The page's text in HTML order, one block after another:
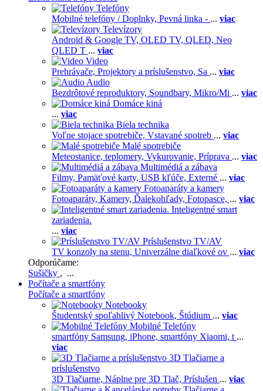
Telefóny
Mobilné telefóny / Doplnky, Pevná linka - ... viac
Televízory
Android & Google TV, OLED TV, QLED, Neo
QLED T ... viac
Video
Prehrávače, Projektory a príslušenstvo, Sa ... viac
Audio
Bezdrôtové reproduktory, Soundbary, Mikro/Mi ... viac
Domáce kiná
... viac
Biela technika
Voľne stojace spotrebiče, Vstavané spotreb ... viac
Malé spotrebiče
Meteostanice, teplomery, Vykurovanie, Príprava ... viac
Multimédiá a zábava
Filmy, Pamäťové karty, USB kľúče, Externé ... viac
Fotoaparáty a kamery
Fotoaparáty, Kamery, Ďalekohľady, Fotopasce, ... viac
Inteligentné smart
zariadenia.
... viac
Príslušenstvo TV/AV
TV konzoly na stenu, Univerzálne diaľkové ov ... viac
Odporúčame:
Sušičky , ...
Počítače a smartfóny
Počítače a smartfóny
Notebooky
Študentský spoľahlivý Notebook, Štúdium ... viac
Mobilné Telefóny
smartfóny Samsung, iPhone, smartfóny Xiaomi, t ...
viac
3D Tlačiarne a
príslušenstvo
3D Tlačiarne, Náplne pre 3D Tlač, Príslušen ... viac